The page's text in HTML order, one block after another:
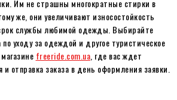
Им не страшны многократные стирки в
же, они увеличивают износостойкость
службы любимой одежды. Выбирайте
уходу за одеждой и другое туристическое
freeride.com.ua , где вас ждет
и отправка заказа в день оформления заявки.